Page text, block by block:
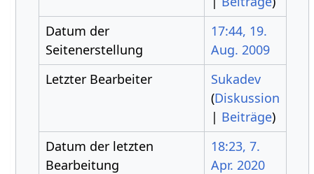
Datum der
Seitenerstellung
17:44, 19.
Aug. 2009
Letzter Bearbeiter
Sukadev
(Diskussion
| Beiträge)
Datum der letzten
Bearbeitung
18:23, 7.
Apr. 2020